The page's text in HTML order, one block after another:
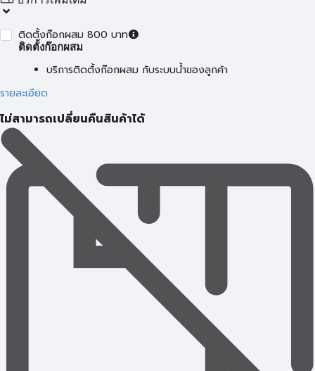
ติดตั้งก๊อกผสม 800 บาท
ติดตั้งก๊อกผสม
บริการติดตั้งก๊อกผสม กับระบบน้ำของลูกค้า
รายละเอียด
ไม่สามารถเปลี่ยนคืนสินค้าได้